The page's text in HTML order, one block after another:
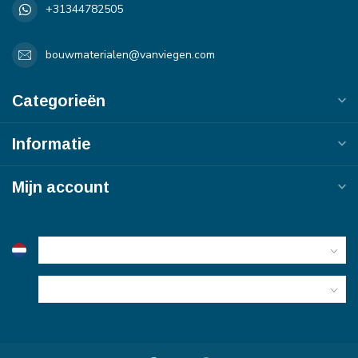
+31344782505
bouwmaterialen@vanviegen.com
Categorieën
Informatie
Mijn account